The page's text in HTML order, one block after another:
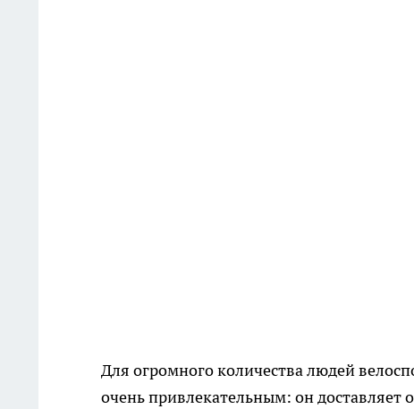
Для огромного количества людей
очень привлекательным: он доставляет